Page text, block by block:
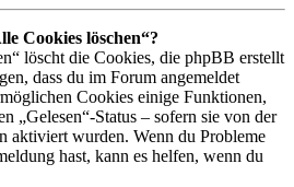
Cookies löschen“?
löscht die Cookies, die phpBB erstellt
dass du im Forum angemeldet
Cookies einige Funktionen,
„Gelesen“-Status – sofern sie von der
aktiviert wurden. Wenn du Probleme
hast, kann es helfen, wenn du